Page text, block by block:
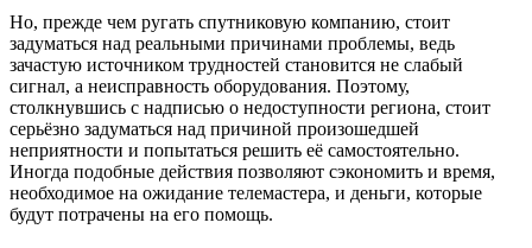
Но, прежде чем ругать спутниковую компанию, стоит
задуматься над реальными причинами проблемы, ведь
зачастую источником трудностей становится не слабый
сигнал, а неисправность оборудования. Поэтому,
столкнувшись с надписью о недоступности региона, стоит
серьёзно задуматься над причиной произошедшей
неприятности и попытаться решить её самостоятельно.
Иногда подобные действия позволяют сэкономить и время,
необходимое на ожидание телемастера, и деньги, которые
будут потрачены на его помощь.